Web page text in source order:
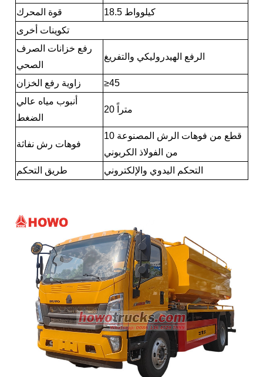
قوة المحرك
18.5 كيلوواط
تكوينات أخرى
رفع خزانات الصرف
الصحي
الرفع الهيدروليكي والتفريغ
زاوية رفع الخزان
≥45
أنبوب مياه عالي
الضغط
20 متراً
فوهات رش نفاثة
10 قطع من فوهات الرش المصنوعة
من الفولاذ الكربوني
طريق التحكم
التحكم اليدوي والإلكتروني